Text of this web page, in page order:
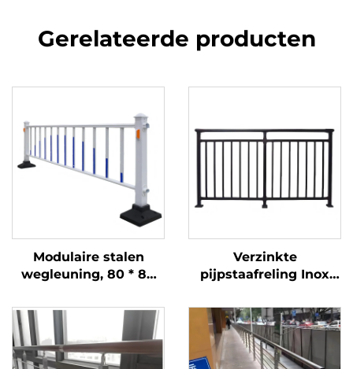
Gerelateerde producten
Modulaire stalen
wegleuning, 80 * 80
antiverblindingplaat
snelkoppelsysteem,
eenvoudig te
Verzinkte
pijpstaafreling Inox
balkonrelingen en
leuningen
traptoepassing
modern